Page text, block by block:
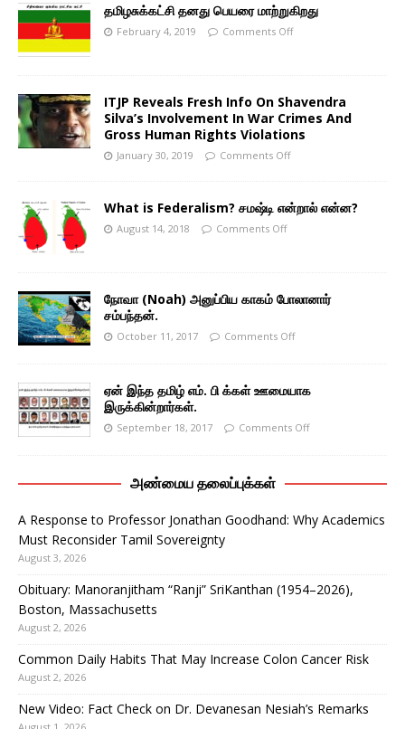
தமிழசுக்கட்சி தனது பெயரை மாற்றுகிறது
February 4, 2019 Comments Off
ITJP Reveals Fresh Info On Shavendra
Silva’s Involvement In War Crimes And
Gross Human Rights Violations
January 30, 2019 Comments Off
What is Federalism? சமஷ்டி என்றால் என்ன?
August 14, 2018 Comments Off
நோவா (Noah) அனுப்பிய காகம் போலானார்
சம்பந்தன்.
October 11, 2017 Comments Off
ஏன் இந்த தமிழ் எம். பி க்கள் ஊமையாக
இருக்கின்றார்கள்.
September 18, 2017 Comments Off
அண்மைய தலைப்புக்கள்
A Response to Professor Jonathan Goodhand: Why Academics
Must Reconsider Tamil Sovereignty
August 3, 2026
Obituary: Manoranjitham “Ranji” SriKanthan (1954–2026),
Boston, Massachusetts
August 2, 2026
Common Daily Habits That May Increase Colon Cancer Risk
August 2, 2026
New Video: Fact Check on Dr. Devanesan Nesiah’s Remarks